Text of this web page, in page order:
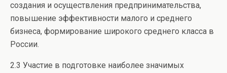
создания и осуществления предпринимательства,
повышение эффективности малого и среднего
бизнеса, формирование широкого среднего класса в
России.
2.3 Участие в подготовке наиболее значимых